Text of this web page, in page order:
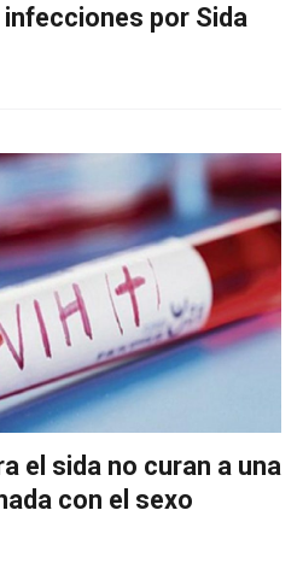
por Sida
el sida no curan a una
con el sexo